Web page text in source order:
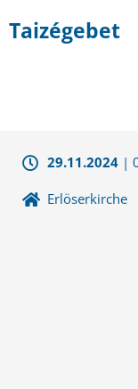
Taizégebet
29.11.2024|
Erlöserkirche